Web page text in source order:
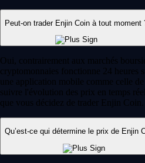
Peut-on trader Enjin Coin à tout moment
Oui, contrairement aux marchés
cryptomonnaies fonctionne 24 heures
une application mobile comme celle
suivre l'évolution des prix en temps
que vous décidez de trader Enjin Coin.
Qu’est-ce qui détermine le prix de Enjin